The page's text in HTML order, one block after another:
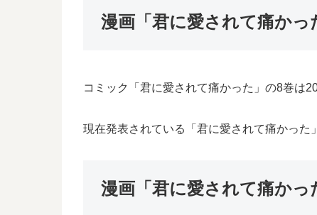
漫画「君に愛されて痛かっ
コミック「君に愛されて痛かった」の8巻は
現在発表されている「君に愛されて痛かった
漫画「君に愛されて痛かっ